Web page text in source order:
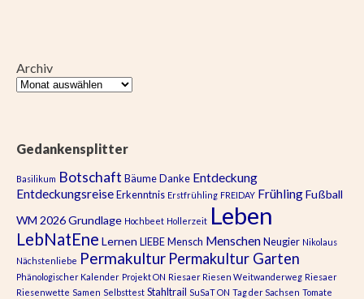
Archiv
Gedankensplitter
Basilikum Botschaft Bäume Danke Entdeckung
Entdeckungsreise Erkenntnis Erstfrühling FREIDAY FrühlingFußball
WM 2026Grundlage Hochbeet Hollerzeit Leben
LebNatEne Lernen LIEBE Mensch Menschen Neugier Nikolaus
Nächstenliebe Permakultur Permakultur Garten
Phänologischer Kalender Projekt ON Riesaer Riesen Weitwanderweg Riesaer
Riesenwette Samen Selbsttest Stahltrail SuSaT ON Tag der Sachsen Tomate